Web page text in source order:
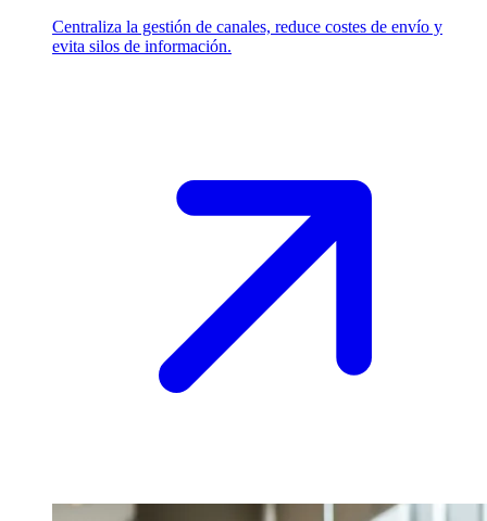
Centraliza la gestión de canales, reduce costes de envío y
evita silos de información.